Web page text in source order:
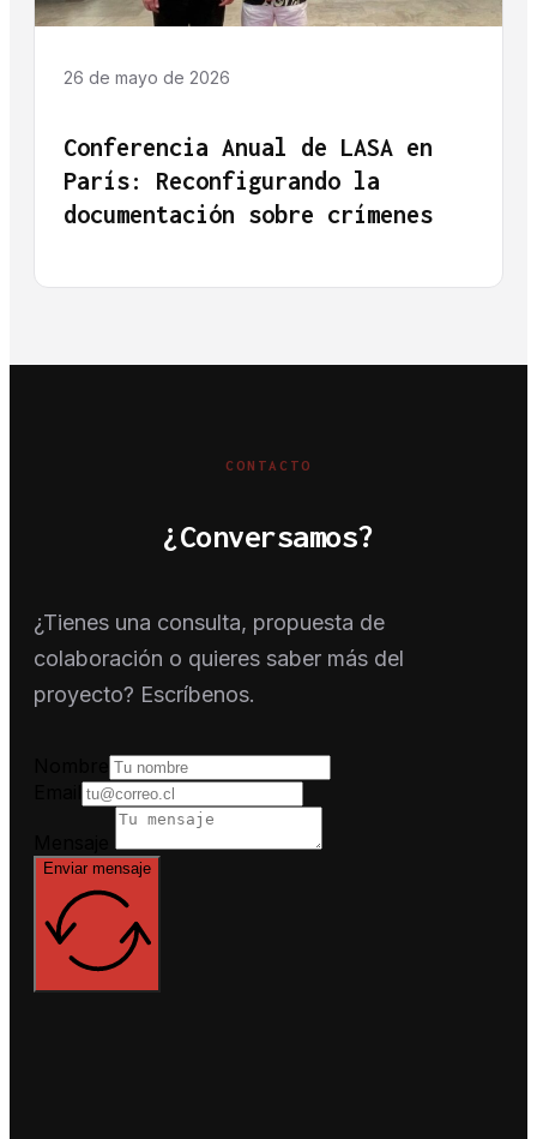
26 de mayo de 2026
Conferencia Anual de LASA en
París: Reconfigurando la
documentación sobre crímenes
CONTACTO
¿Conversamos?
¿Tienes una consulta, propuesta de
colaboración o quieres saber más del
proyecto? Escríbenos.
Enviar mensaje